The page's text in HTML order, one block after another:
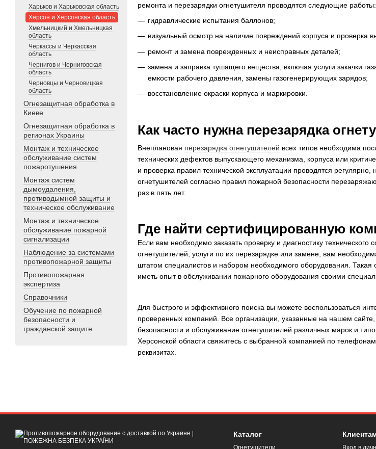
ремонта и перезарядки огнетушителя проводятся следующие работы:
гидравлические испытания баллонов;
визуальный осмотр на наличие повреждений корпуса и проверка
ремонт и замена поврежденных и неисправных деталей;
замена и заправка тушащего вещества, включая услуги закачки
емкости рабочего давления, замены газогенерирующих зарядов;
восстановление окраски корпуса и маркировки.
Как часто нужна перезарядка
Внеплановая перезарядка огнетушителей всех типов необходима
технических дефектов выпускающего механизма, корпуса или
и проверка правил технической эксплуатации проводятся регулярно,
огнетушителей согласно правил пожарной безопасности
раз в пять лет.
Где найти сертифицированную
Если вам необходимо заказать проверку и диагностику
огнетушителей, услуги по их перезарядке или замене, вам
штатом специалистов и набором необходимого оборудования.
иметь опыт в обслуживании пожарного оборудования своими
Для быстрого и эффективного поиска вы можете воспользоваться
проверенных компаний. Все организации, указанные на нашем
безопасности и обслуживание огнетушителей различных марок и
Херсонской области свяжитесь с выбранной компанией по
реквизитах.
Харьков и Харьковская область
Херсон и Херсонская область
Хмельницкий и Хмельницкая
область
Черкассы и Черкасская
область
Чернигов и Черниговская
область
Черновцы и Черновицкая
область
Огнезащитная обработка в
Киеве
Огнезащитная обработка в
регионах Украины
Монтаж и техническое
обслуживание систем
пожаротушения
Монтаж систем
дымоудаления,
противодымной защиты и
техническое обслуживание
Монтаж и техническое
обслуживание пожарной
сигнализации
Наблюдение за системами
противопожарной защиты
Противопожарная
экспертиза
Справочники
Обучение по пожарной
безопасности и
гражданской защите
Каталог
Огнетушители Вход в